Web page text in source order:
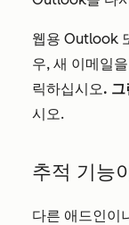
웹용 Outlook
우, 새 이메일
릭하십시오. 그
시오.
추적 기능
다른 애드인이